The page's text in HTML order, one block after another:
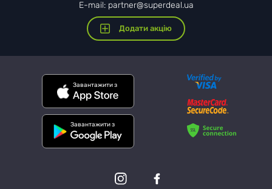
E-mail: partner@superdeal.ua
Додати акцію
Завантажити з
Завантажити з